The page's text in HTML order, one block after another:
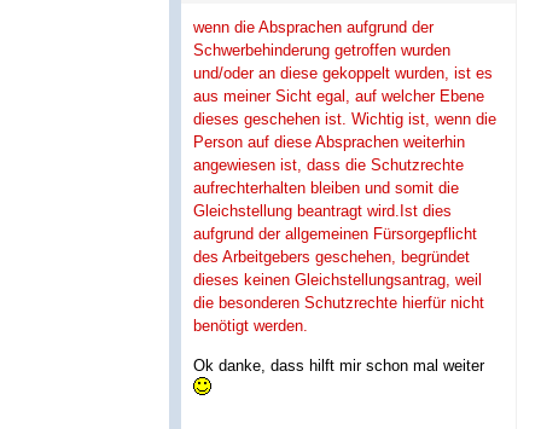
wenn die Absprachen aufgrund der
Schwerbehinderung getroffen wurden
und/oder an diese gekoppelt wurden, ist es
aus meiner Sicht egal, auf welcher Ebene
dieses geschehen ist. Wichtig ist, wenn die
Person auf diese Absprachen weiterhin
angewiesen ist, dass die Schutzrechte
aufrechterhalten bleiben und somit die
Gleichstellung beantragt wird.Ist dies
aufgrund der allgemeinen Fürsorgepflicht
des Arbeitgebers geschehen, begründet
dieses keinen Gleichstellungsantrag, weil
die besonderen Schutzrechte hierfür nicht
benötigt werden.
Ok danke, dass hilft mir schon mal weiter